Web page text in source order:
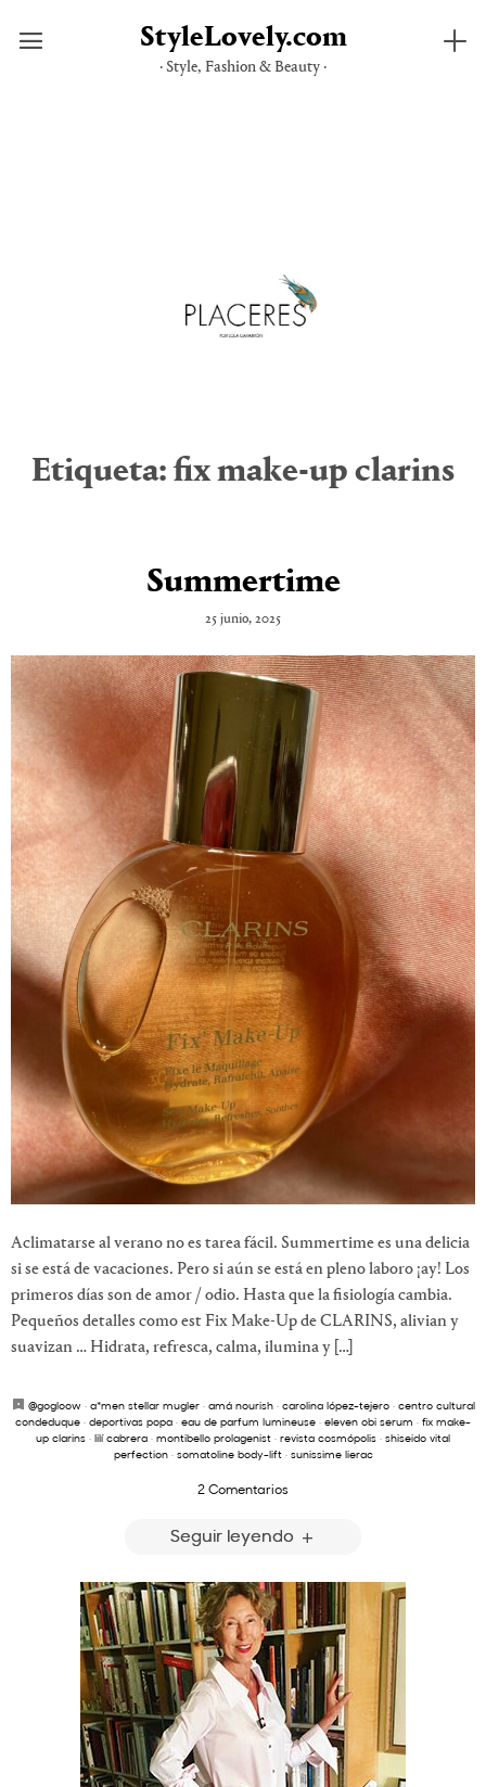
StyleLovely.com
· Style, Fashion & Beauty ·
Etiqueta:fix make-up clarins
Summertime
25 junio, 2025
Aclimatarse al verano no es tarea fácil. Summertime es una delicia
si se está de vacaciones. Pero si aún se está en pleno laboro ¡ay! Los
primeros días son de amor / odio. Hasta que la fisiología cambia.
Pequeños detalles como est Fix Make-Up de CLARINS, alivian y
suavizan … Hidrata, refresca, calma, ilumina y […]
@gogloow· a*men stellar mugler· amá nourish· carolina lópez-tejero· centro cultural
condeduque · deportivas popa · eau de parfum lumineuse · eleven obi serum · fix make-
up clarins · lilí cabrera · montibello prolagenist · revista cosmópolis · shiseido vital
perfection· somatoline body-lift· sunissime lierac
2 Comentarios
Seguir leyendo